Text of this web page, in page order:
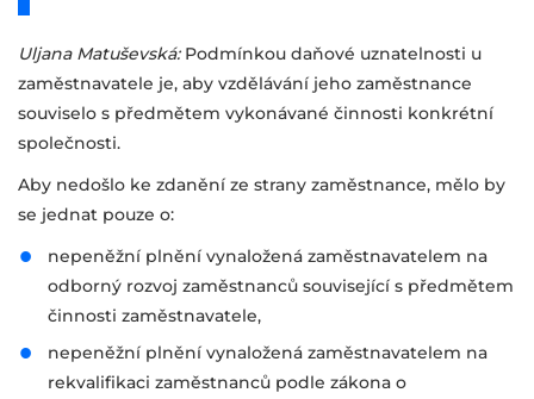
Uljana Matuševská: Podmínkou daňové uznatelnosti u
zaměstnavatele je, aby vzdělávání jeho zaměstnance
souviselo s předmětem vykonávané činnosti konkrétní
společnosti.
Aby nedošlo ke zdanění ze strany zaměstnance, mělo by
se jednat pouze o:
nepeněžní plnění vynaložená zaměstnavatelem na
odborný rozvoj zaměstnanců související s předmětem
činnosti zaměstnavatele,
nepeněžní plnění vynaložená zaměstnavatelem na
rekvalifikaci zaměstnanců podle zákona o